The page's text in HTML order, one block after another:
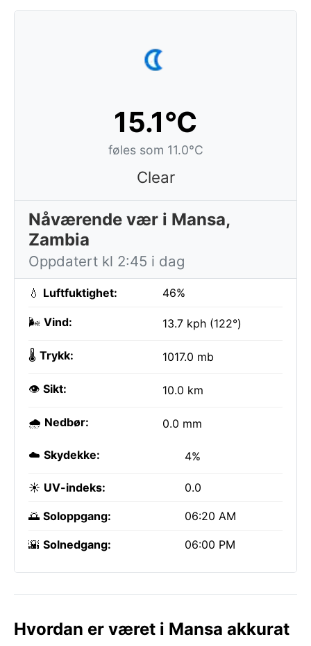
15.1°C
føles som 11.0°C
Clear
Nåværende vær i Mansa,
Zambia
Oppdatert kl 2:45 i dag
💧 Luftfuktighet: 46%
🌬️ Vind: 13.7 kph (122°)
🌡️ Trykk: 1017.0 mb
👁️ Sikt: 10.0 km
🌧️ Nedbør: 0.0 mm
☁️ Skydekke: 4%
☀️ UV-indeks: 0.0
🌅 Soloppgang: 06:20 AM
🌇 Solnedgang: 06:00 PM
Hvordan er været i Mansa akkurat